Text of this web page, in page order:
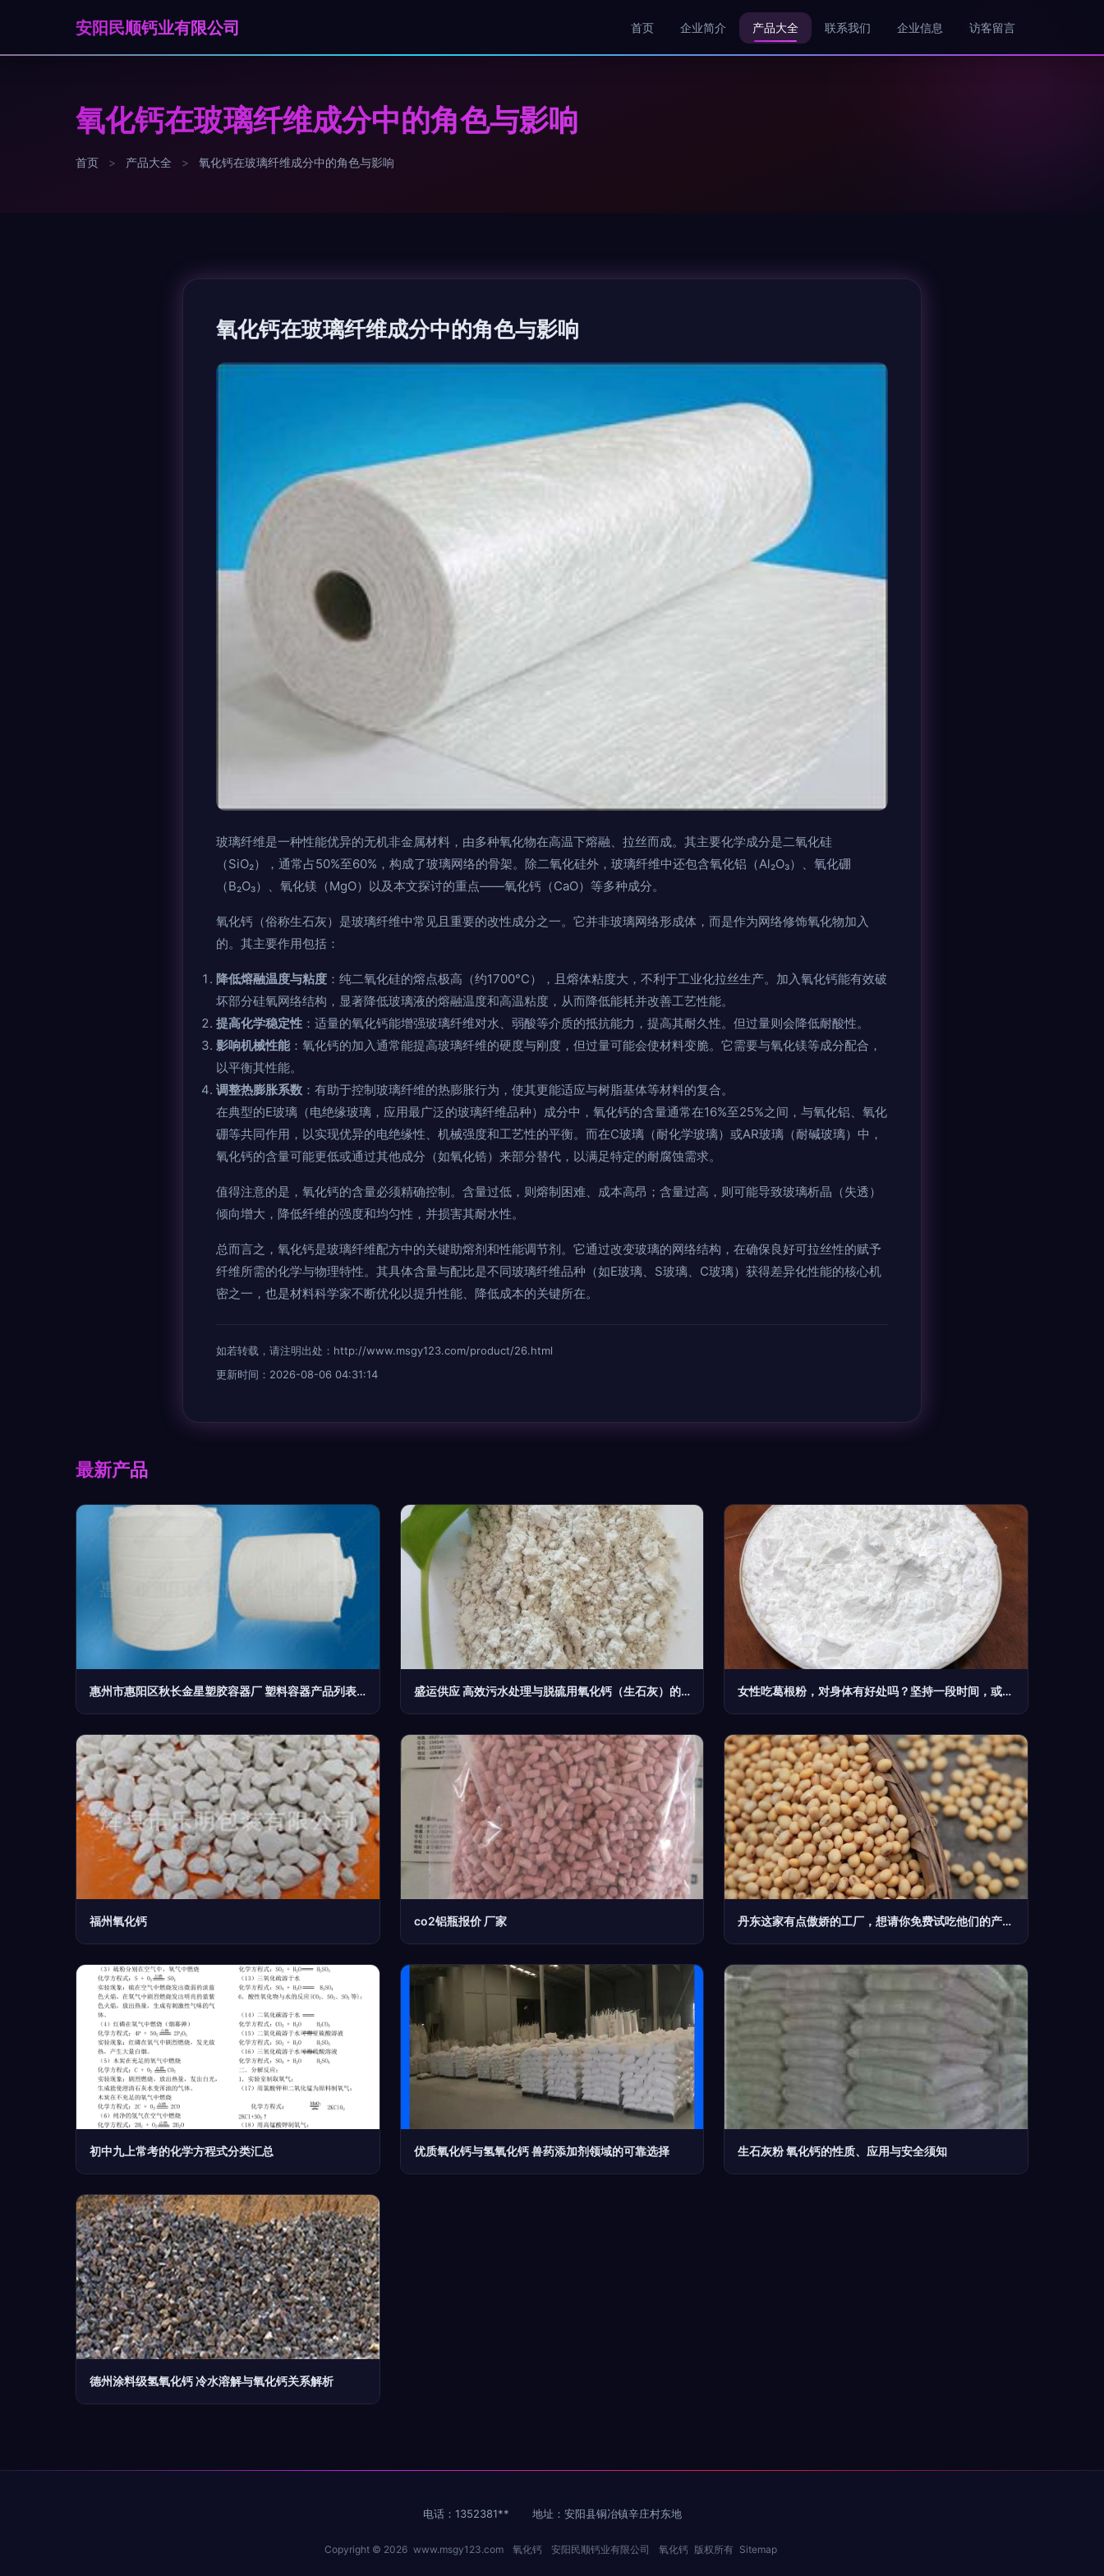
安阳民顺钙业有限公司 首页 企业简介 产品大全 联系我们 企业信息 访客留言
氧化钙在玻璃纤维成分中的角色与影响
首页 > 产品大全 > 氧化钙在玻璃纤维成分中的角色与影响
氧化钙在玻璃纤维成分中的角色与影响
玻璃纤维是一种性能优异的无机非金属材料，由多种氧化物在高温下熔融、拉丝而成。其主要化学成分是二氧化硅
（SiO₂），通常占50%至60%，构成了玻璃网络的骨架。除二氧化硅外，玻璃纤维中还包含氧化铝（Al₂O₃）、氧化硼
（B₂O₃）、氧化镁（MgO）以及本文探讨的重点——氧化钙（CaO）等多种成分。
氧化钙（俗称生石灰）是玻璃纤维中常见且重要的改性成分之一。它并非玻璃网络形成体，而是作为网络修饰氧化物加入
的。其主要作用包括：
降低熔融温度与粘度 ：纯二氧化硅的熔点极高（约1700°C），且熔体粘度大，不利于工业化拉丝生产。加入氧化钙能有效破
坏部分硅氧网络结构，显著降低玻璃液的熔融温度和高温粘度，从而降低能耗并改善工艺性能。
提高化学稳定性 ：适量的氧化钙能增强玻璃纤维对水、弱酸等介质的抵抗能力，提高其耐久性。但过量则会降低耐酸性。
影响机械性能 ：氧化钙的加入通常能提高玻璃纤维的硬度与刚度，但过量可能会使材料变脆。它需要与氧化镁等成分配合，
以平衡其性能。
调整热膨胀系数 ：有助于控制玻璃纤维的热膨胀行为，使其更能适应与树脂基体等材料的复合。
在典型的E玻璃（电绝缘玻璃，应用最广泛的玻璃纤维品种）成分中，氧化钙的含量通常在16%至25%之间，与氧化铝、氧化
硼等共同作用，以实现优异的电绝缘性、机械强度和工艺性的平衡。而在C玻璃（耐化学玻璃）或AR玻璃（耐碱玻璃）中，
氧化钙的含量可能更低或通过其他成分（如氧化锆）来部分替代，以满足特定的耐腐蚀需求。
值得注意的是，氧化钙的含量必须精确控制。含量过低，则熔制困难、成本高昂；含量过高，则可能导致玻璃析晶（失透）
倾向增大，降低纤维的强度和均匀性，并损害其耐水性。
总而言之，氧化钙是玻璃纤维配方中的关键助熔剂和性能调节剂。它通过改变玻璃的网络结构，在确保良好可拉丝性的赋予
纤维所需的化学与物理特性。其具体含量与配比是不同玻璃纤维品种（如E玻璃、S玻璃、C玻璃）获得差异化性能的核心机
密之一，也是材料科学家不断优化以提升性能、降低成本的关键所在。
如若转载，请注明出处：http://www.msgy123.com/product/26.html
更新时间：2026-08-06 04:31:14
最新产品
惠州市惠阳区秋长金星塑胶容器厂 塑料容器产品列表与氧化钙解决方案 盛运供应 高效污水处理与脱硫用氧化钙（生石灰）的优质选择 女性吃葛根粉，对身体有好处吗？坚持一段时间，或有4个喜人变化
福州氧化钙 co2铝瓶报价 厂家 丹东这家有点傲娇的工厂，想请你免费试吃他们的产品“氧化钙”
初中九上常考的化学方程式分类汇总 优质氧化钙与氢氧化钙 兽药添加剂领域的可靠选择 生石灰粉 氧化钙的性质、应用与安全须知
德州涂料级氢氧化钙 冷水溶解与氧化钙关系解析
电话：1352381** 地址：安阳县铜冶镇辛庄村东地
Copyright © 2026 www.msgy123.com 氧化钙 安阳民顺钙业有限公司 氧化钙 版权所有 Sitemap